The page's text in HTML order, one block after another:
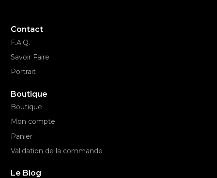
Contact
F.A.Q.
Savoir Faire
Portrait
Boutique
Boutique
Mon compte
Panier
Validation de la commande
Le Blog